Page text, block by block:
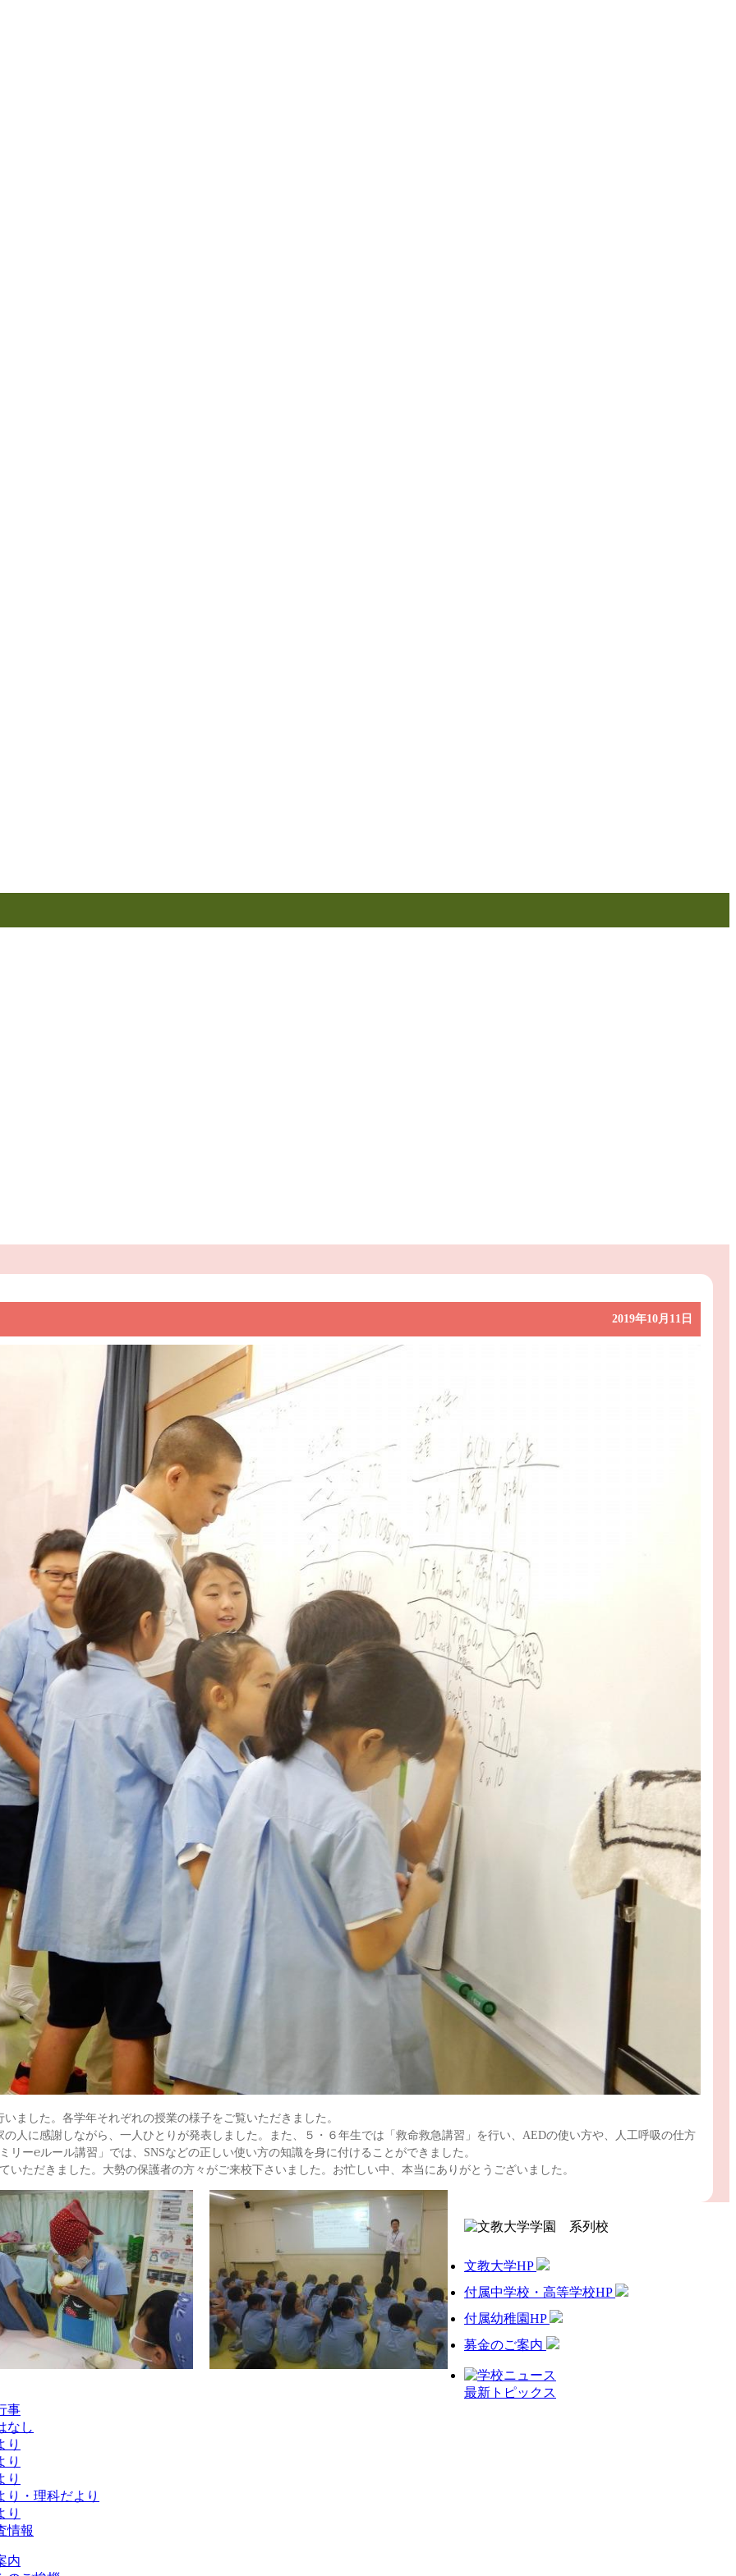
2019年10月11日
した。各学年それぞれの授業の様子をご覧いただきました。
に感謝しながら、一人ひとりが発表しました。また、５・６年生では「救命救急講習」を行い、AEDの使い方や、人工呼吸の仕方
ー℮ルール講習」では、SNSなどの正しい使い方の知識を身に付けることができました。
ただきました。大勢の保護者の方々がご来校下さいました。お忙しい中、本当にありがとうございました。
文教大学HP
付属中学校・高等学校HP
付属幼稚園HP
募金のご案内
最新トピックス
事
なし
り
り
り
り・理科だより
り
情報